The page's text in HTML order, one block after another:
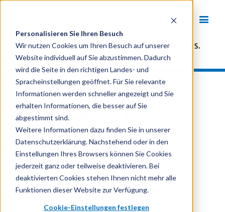
Personalisieren Sie Ihren Besuch
Wir nutzen Cookies um Ihren Besuch auf unserer
Website individuell auf Sie abzustimmen. Dadurch
wird die Seite in den richtigen Landes- und
Spracheinstellungen geöffnet. Für Sie relevante
Informationen werden schneller angezeigt und Sie
erhalten Informationen, die besser auf Sie
abgestimmt sind.
Weitere Informationen dazu finden Sie in unserer
Datenschutzerklärung. Nachstehend oder in den
Einstellungen Ihres Browsers können Sie Cookies
jederzeit ganz oder teilweise deaktivieren. Bei
deaktivierten Cookies stehen Ihnen nicht mehr alle
Funktionen dieser Website zur Verfügung.
Cookie-Einstellungen festlegen
consign Blog: Trends
und Insights rund um
Business Development,
Identity, Branding,
Communications und
Inbound Marketing.